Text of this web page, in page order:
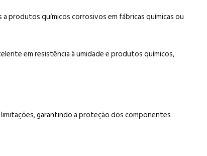
produtos químicos corrosivos em fábricas químicas ou
em resistência à umidade e produtos químicos,
garantindo a proteção dos componentes